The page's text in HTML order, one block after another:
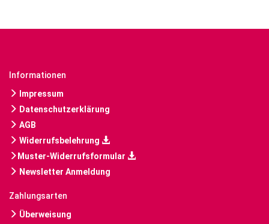
Informationen
Impressum
Datenschutzerklärung
AGB
Widerrufsbelehrung
Muster-Widerrufsformular
Newsletter Anmeldung
Zahlungsarten
Überweisung